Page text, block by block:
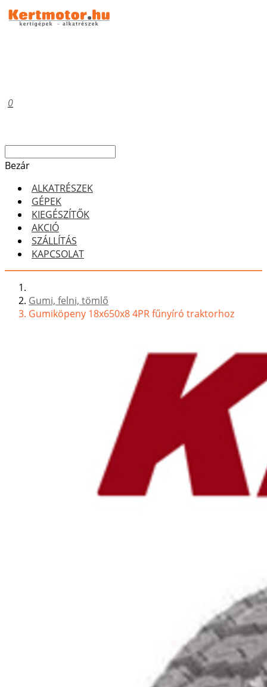
0
Bezár
ALKATRÉSZEK
GÉPEK
KIEGÉSZÍTŐK
AKCIÓ
SZÁLLÍTÁS
KAPCSOLAT
Gumi, felni, tömlő
Gumiköpeny 18x650x8 4PR fűnyíró traktorhoz